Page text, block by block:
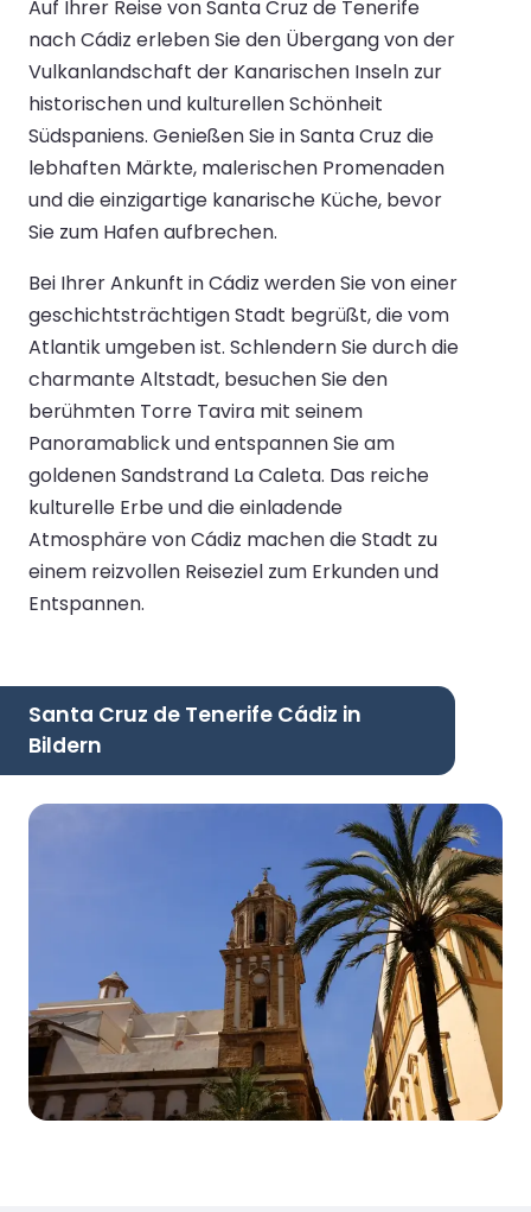
Auf Ihrer Reise von Santa Cruz de Tenerife
nach Cádiz erleben Sie den Übergang von der
Vulkanlandschaft der Kanarischen Inseln zur
historischen und kulturellen Schönheit
Südspaniens. Genießen Sie in Santa Cruz die
lebhaften Märkte, malerischen Promenaden
und die einzigartige kanarische Küche, bevor
Sie zum Hafen aufbrechen.
Bei Ihrer Ankunft in Cádiz werden Sie von einer
geschichtsträchtigen Stadt begrüßt, die vom
Atlantik umgeben ist. Schlendern Sie durch die
charmante Altstadt, besuchen Sie den
berühmten Torre Tavira mit seinem
Panoramablick und entspannen Sie am
goldenen Sandstrand La Caleta. Das reiche
kulturelle Erbe und die einladende
Atmosphäre von Cádiz machen die Stadt zu
einem reizvollen Reiseziel zum Erkunden und
Entspannen.
Santa Cruz de Tenerife Cádiz in
Bildern